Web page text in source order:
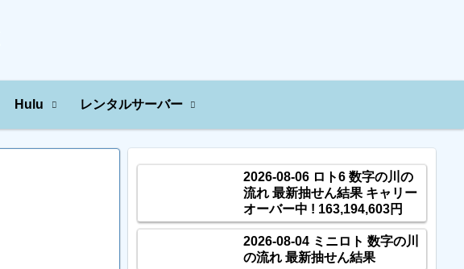
Hulu レンタルサーバー
2026-08-06 ロト6 数字の川の
流れ 最新抽せん結果 キャリー
オーバー中 ! 163,194,603円
2026-08-04 ミニロト 数字の川
の流れ 最新抽せん結果